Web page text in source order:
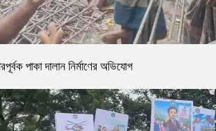
পাকা দালান নির্মাণের অভিযোগ